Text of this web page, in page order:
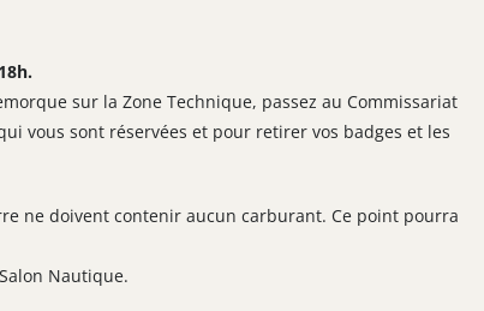
sur la Zone Technique, passez au Commissariat
vous sont réservées et pour retirer vos badges et les
ne doivent contenir aucun carburant. Ce point pourra
Nautique.